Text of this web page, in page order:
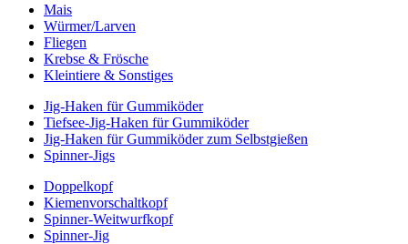
Mais
Würmer/Larven
Fliegen
Krebse & Frösche
Kleintiere & Sonstiges
Jig-Haken für Gummiköder
Tiefsee-Jig-Haken für Gummiköder
Jig-Haken für Gummiköder zum Selbstgießen
Spinner-Jigs
Doppelkopf
Kiemenvorschaltkopf
Spinner-Weitwurfkopf
Spinner-Jig